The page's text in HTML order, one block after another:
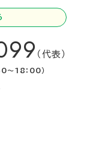
（代表）
～18：00）